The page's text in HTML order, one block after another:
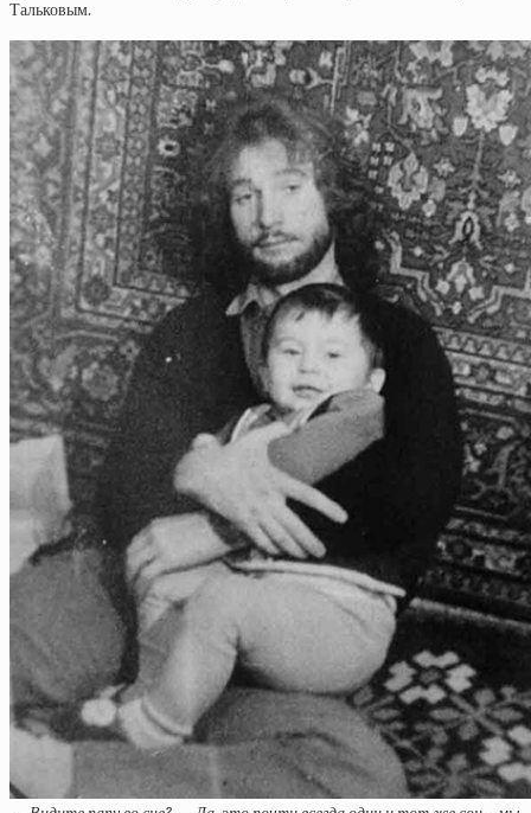
Тальковым.